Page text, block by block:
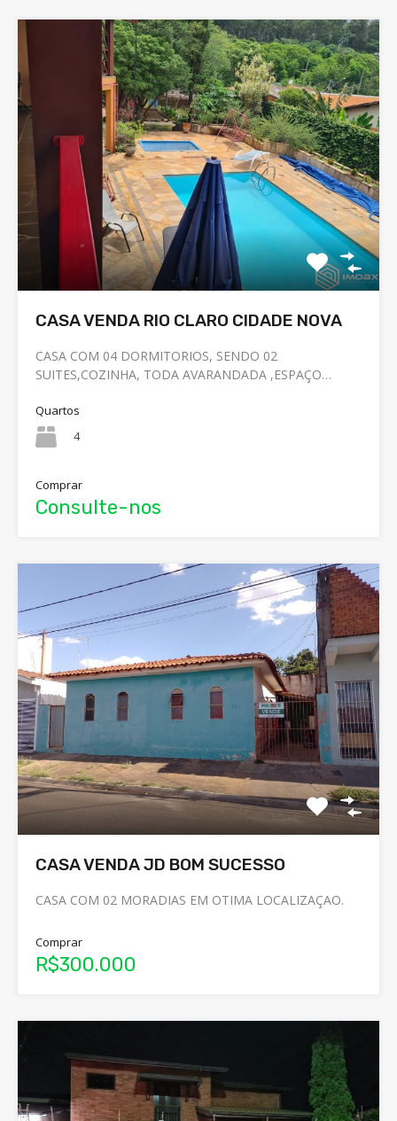
CASA VENDA RIO CLARO CIDADE NOVA
CASA COM 04 DORMITORIOS, SENDO 02
SUITES,COZINHA, TODA AVARANDADA ,ESPAÇO…
Quartos
4
Comprar
Consulte-nos
CASA VENDA JD BOM SUCESSO
CASA COM 02 MORADIAS EM OTIMA LOCALIZAÇAO.
Comprar
R$300.000